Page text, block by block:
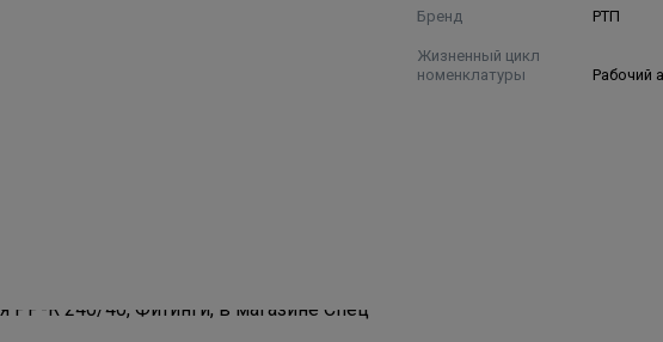
Бренд РТП
Жизненный цикл
номенклатуры
Рабочий